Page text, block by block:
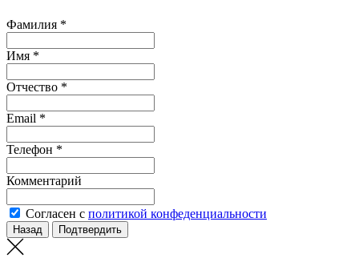
Фамилия *
Имя *
Отчество *
Email *
Телефон *
Комментарий
Согласен с политикой конфеденциальности
Назад Подтвердить